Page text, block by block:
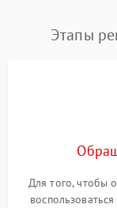
Этапы
Для того, чтобы